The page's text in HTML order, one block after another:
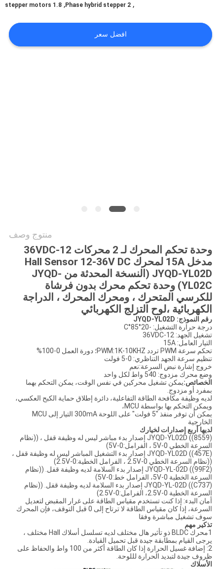
أخبار
,
2 Phase hybrid stepper
,
1.8 stepper motors
افضل سعر
منتوج وصف
وحدة تحكم المحرك لـ 2 محركات 12-36VDC
مدخل 15A لمحرك Hall Sensor 12-36V DC
JYQD-YL02D (النسخة المحدثة من JYQD-
YL02C) وحدة تحكم محرك بدون فرشاة
للكرسي المتحرك ، ومحرك المحرك ، الدراجة
الكهربائية ،لوح التزلج الكهربائي
رقم النموذج: JYQD-YL02D
درجة حرارة التشغيل: -20°85°C
تشغيل الجهد: 12-36VDC
التيار العامل: 15A
تحكم سرعة PWM تردد PWM:1K-10KHZ؛ دورة العمل 0-100%
تنظيم سرعة الجهد التناظري: 0-5 فولت
خروج إشارة نبض السرعة:نعم
وضع محرك مزدوج: 540 واط لكل واحد
الخصائص:يمكن تشغيل محركين في نفس الوقت، يمكن التحكم بهما
بمفرد أو مزدوج.
لديه وظيفة مكافحة الطاقة التفاعلية، دائرة إطلاق حماية الكبح العكسي،
ويمكن التحكم بها بواسطة MCU،
يمكن أن توفر منفذ "5 فولت" على اللوحة 300mA التيار إلى MCU
الخارجية
لديها أربع إصدارات لخيارك
JYQD-YL02D ((8559) إصدار بدء مباشر ليس له وظيفة قفل ، ((نظام
السرعة الخطي 0-5V ، الفرامل:0-5V)
JYQD-YL02D ((457E) إصدار بدء التشغيل المباشر ليس له وظيفة قفل ،
((نظام السرعة الخطي 0-2.5V ، الفرامل الخطية:0-2.5V)
JYQD-YL-02D ((99F2) إصدار بدء السلامة لديه وظيفة قفل. ((نظام
السرعة الخطية 0-5V، الفرامل خط:0-5V)
JYQD-YL-02D ((C737) إصدار بدء السلامة لديه وظيفة قفل. ((نظام
السرعة الخطية 0-2.5V، الفرامل:0-2.5V)
أمان البدء: إذا كنت تستخدم مقياس الطاقة على غرار المقبض لتعديل
السرعة، إذا كان مقياس الطاقة لا ترتاح إلى 0 قبل التوقف، فإن المحرك
سوف تشغيل مباشرة وفقا
تذكير مهم
1محرك BLDC ذو تأثير هال مختلف لديه تسلسل أسلاك Hall مختلف ،
يرجى القيام بمطابقة جيدة قبل تحميل القيادة.
2: إضافة غسيل الحرارة إذا كان الطاقة أكثر من 100 واط والحفاظ على
ظروف جيدة لتبديد الحرارة لللوحة.
الأسلاك